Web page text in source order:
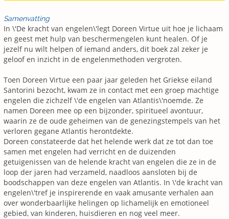
Samenvatting
In \'De kracht van engelen\'legt Doreen Virtue uit hoe je lichaam
en geest met hulp van beschermengelen kunt healen. Of je
jezelf nu wilt helpen of iemand anders, dit boek zal zeker je
geloof en inzicht in de engelenmethoden vergroten.
Toen Doreen Virtue een paar jaar geleden het Griekse eiland
Santorini bezocht, kwam ze in contact met een groep machtige
engelen die zichzelf \'de engelen van Atlantis\'noemde. Ze
namen Doreen mee op een bijzonder, spiritueel avontuur,
waarin ze de oude geheimen van de genezingstempels van het
verloren gegane Atlantis herontdekte.
Doreen constateerde dat het helende werk dat ze tot dan toe
samen met engelen had verricht en de duizenden
getuigenissen van de helende kracht van engelen die ze in de
loop der jaren had verzameld, naadloos aansloten bij de
boodschappen van deze engelen van Atlantis. In \'de kracht van
engelen\'tref je inspirerende en vaak amusante verhalen aan
over wonderbaarlijke helingen op lichamelijk en emotioneel
gebied, van kinderen, huisdieren en nog veel meer.